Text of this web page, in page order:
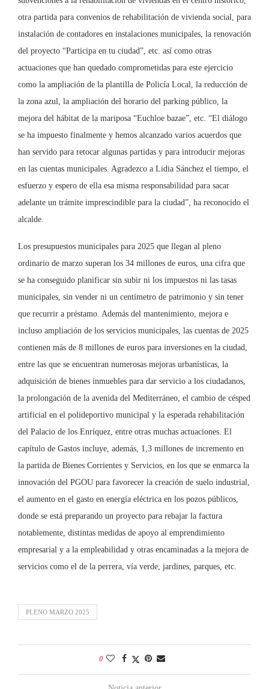
otra partida para convenios de rehabilitación de vivienda social, para
instalación de contadores en instalaciones municipales, la renovación
del proyecto “Participa en tu ciudad”, etc. así como otras
actuaciones que han quedado comprometidas para este ejercicio
como la ampliación de la plantilla de Policía Local, la reducción de
la zona azul, la ampliación del horario del parking público, la
mejora del hábitat de la mariposa “Euchloe bazae”, etc. “El diálogo
se ha impuesto finalmente y hemos alcanzado varios acuerdos que
han servido para retocar algunas partidas y para introducir mejoras
en las cuentas municipales. Agradezco a Lidia Sánchez el tiempo, el
esfuerzo y espero de ella esa misma responsabilidad para sacar
adelante un trámite imprescindible para la ciudad”, ha reconocido el
alcalde.
Los presupuestos municipales para 2025 que llegan al pleno
ordinario de marzo superan los 34 millones de euros, una cifra que
se ha conseguido planificar sin subir ni los impuestos ni las tasas
municipales, sin vender ni un centímetro de patrimonio y sin tener
que recurrir a préstamo. Además del mantenimiento, mejora e
incluso ampliación de los servicios municipales, las cuentas de 2025
contienen más de 8 millones de euros para inversiones en la ciudad,
entre las que se encuentran numerosas mejoras urbanísticas, la
adquisición de bienes inmuebles para dar servicio a los ciudadanos,
la prolongación de la avenida del Mediterráneo, el cambio de césped
artificial en el polideportivo municipal y la esperada rehabilitación
del Palacio de los Enríquez, entre otras muchas actuaciones. El
capítulo de Gastos incluye, además, 1,3 millones de incremento en
la partida de Bienes Corrientes y Servicios, en los que se enmarca la
innovación del PGOU para favorecer la creación de suelo industrial,
el aumento en el gasto en energía eléctrica en los pozos públicos,
donde se está preparando un proyecto para rebajar la factura
notablemente, distintas medidas de apoyo al emprendimiento
empresarial y a la empleabilidad y otras encaminadas a la mejora de
servicios como el de la perrera, vía verde, jardines, parques, etc.
PLENO MARZO 2025
0